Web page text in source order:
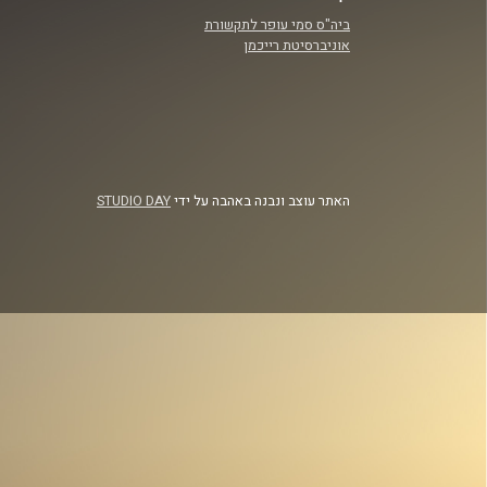
ביה"ס סמי עופר לתקשורת
אוניברסיטת רייכמן
האתר עוצב ונבנה באהבה על ידיSTUDIO DAY